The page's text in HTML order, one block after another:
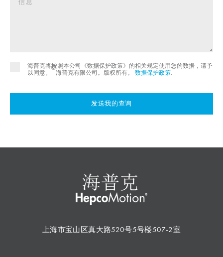
海普克将按照本公司《数据保护政策》的相关规定使用您的数据，请予
以同意。
©
海普克有限公司。版权所有。 数据保护政策.
发送我的查询
上海市宝山区真大路520号5号楼507-2室